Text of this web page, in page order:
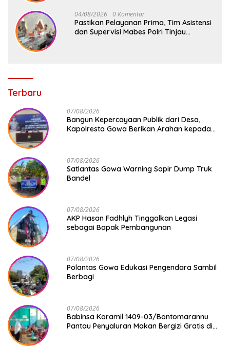
04/08/2026 0 Komentar
Pastikan Pelayanan Prima, Tim Asistensi
dan Supervisi Mabes Polri Tinjau
Terbaru
07/08/2026
Bangun Kepercayaan Publik dari Desa,
Kapolresta Gowa Berikan Arahan kepada
07/08/2026
Satlantas Gowa Warning Sopir Dump Truk
Bandel
07/08/2026
AKP Hasan Fadhlyh Tinggalkan Legasi
sebagai Bapak Pembangunan
07/08/2026
Polantas Gowa Edukasi Pengendara Sambil
Berbagi
07/08/2026
Babinsa Koramil 1409-03/Bontomarannu
Pantau Penyaluran Makan Bergizi Gratis di